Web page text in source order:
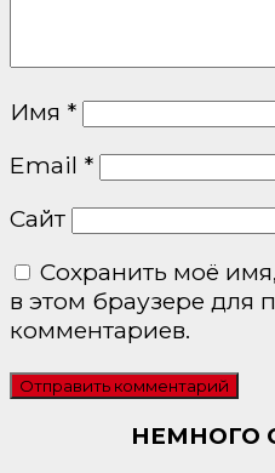
Имя *
Email *
Сайт
Сохранить моё
в этом браузере
комментариев.
НЕМНОГО